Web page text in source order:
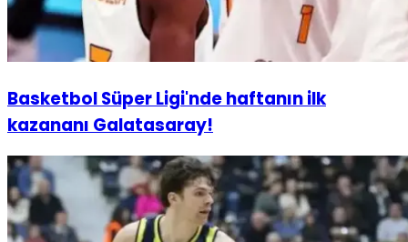
Basketbol Süper Ligi'nde haftanın ilk
kazananı Galatasaray!